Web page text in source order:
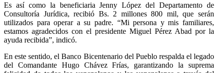
Es así como la beneficiaria Jenny López del Departamento de
Consultoría Jurídica, recibió Bs. 2 millones 800 mil, que serán
utilizados para operar a su padre. “Mi persona y mis familiares,
estamos agradecidos con el presidente Miguel Pérez Abad por la
ayuda recibida”, indicó.
En este sentido, el Banco Bicentenario del Pueblo respalda el legado
del Comandante Hugo Chávez Frías, garantizando la suprema